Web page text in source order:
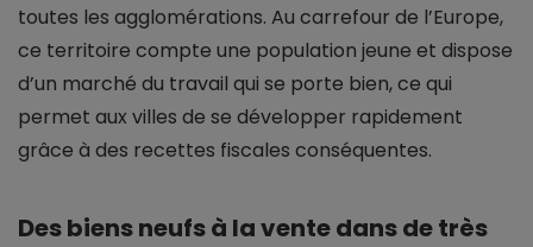
toutes les agglomérations. Au carrefour de l’Europe,
ce territoire compte une population jeune et dispose
d’un marché du travail qui se porte bien, ce qui
permet aux villes de se développer rapidement
grâce à des recettes fiscales conséquentes.
Des biens neufs à la vente dans de très